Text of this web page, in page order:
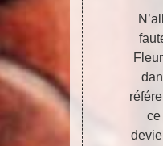
cannage
cannage
dans le
les
et sièges
ce